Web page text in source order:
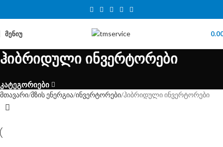
ᲛᲔᲜᲘᲣ
ჰიბრიდული ინვერტორები
კატეგორიები
მთავარი მზის ენერგია ინვერტორები ჰიბრიდული ინვერტორები